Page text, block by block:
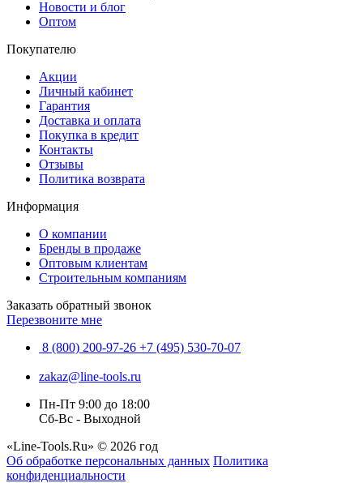
Новости и блог
Оптом
Покупателю
Акции
Личный кабинет
Гарантия
Доставка и оплата
Покупка в кредит
Контакты
Отзывы
Политика возврата
Информация
О компании
Бренды в продаже
Оптовым клиентам
Строительным компаниям
Заказать обратный звонок
Перезвоните мне
8 (800) 200-97-26 +7 (495) 530-70-07
zakaz@line-tools.ru
Пн-Пт 9:00 до 18:00
Сб-Вс - Выходной
«Line-Tools.Ru» © 2026 год
Об обработке персональных данных Политика
конфиденциальности